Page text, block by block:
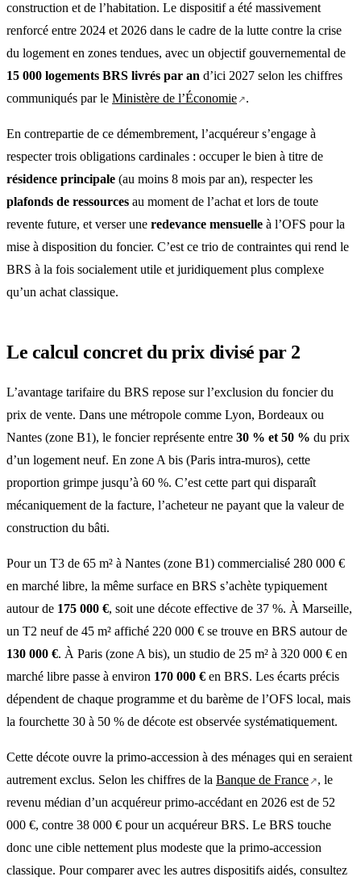
construction et de l’habitation. Le dispositif a été massivement
renforcé entre 2024 et 2026 dans le cadre de la lutte contre la crise
du logement en zones tendues, avec un objectif gouvernemental de
15 000 logements BRS livrés par an d’ici 2027 selon les chiffres
communiqués par le Ministère de l’Économie .
En contrepartie de ce démembrement, l’acquéreur s’engage à
respecter trois obligations cardinales : occuper le bien à titre de
résidence principale (au moins 8 mois par an), respecter les
plafonds de ressources au moment de l’achat et lors de toute
revente future, et verser une redevance mensuelle à l’OFS pour la
mise à disposition du foncier. C’est ce trio de contraintes qui rend le
BRS à la fois socialement utile et juridiquement plus complexe
qu’un achat classique.
Le calcul concret du prix divisé par 2
L’avantage tarifaire du BRS repose sur l’exclusion du foncier du
prix de vente. Dans une métropole comme Lyon, Bordeaux ou
Nantes (zone B1), le foncier représente entre 30 % et 50 % du prix
d’un logement neuf. En zone A bis (Paris intra-muros), cette
proportion grimpe jusqu’à 60 %. C’est cette part qui disparaît
mécaniquement de la facture, l’acheteur ne payant que la valeur de
construction du bâti.
Pour un T3 de 65 m² à Nantes (zone B1) commercialisé 280 000 €
en marché libre, la même surface en BRS s’achète typiquement
autour de 175 000 €, soit une décote effective de 37 %. À Marseille,
un T2 neuf de 45 m² affiché 220 000 € se trouve en BRS autour de
130 000 €. À Paris (zone A bis), un studio de 25 m² à 320 000 € en
marché libre passe à environ 170 000 € en BRS. Les écarts précis
dépendent de chaque programme et du barème de l’OFS local, mais
la fourchette 30 à 50 % de décote est observée systématiquement.
Cette décote ouvre la primo-accession à des ménages qui en seraient
autrement exclus. Selon les chiffres de la Banque de France
, le
revenu médian d’un acquéreur primo-accédant en 2026 est de 52
000 €, contre 38 000 € pour un acquéreur BRS. Le BRS touche
donc une cible nettement plus modeste que la primo-accession
classique. Pour comparer avec les autres dispositifs aidés, consultez